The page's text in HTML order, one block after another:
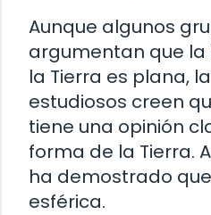
Aunque algunos
argumentan que la
la Tierra es plana,
estudiosos creen
tiene una opinión
forma de la Tierra.
ha demostrado
esférica.